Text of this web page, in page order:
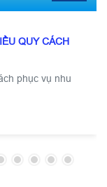
QUY CÁCH
phục vụ nhu